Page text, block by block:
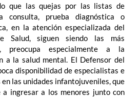
que las quejas por las listas de
consulta, prueba diagnóstica o
en la atención especializada del
Salud, siguen siendo las más
preocupa especialmente a la
a la salud mental. El Defensor del
disponibilidad de especialistas e
las unidades infantojuveniles, que
a ingresar a los menores junto con